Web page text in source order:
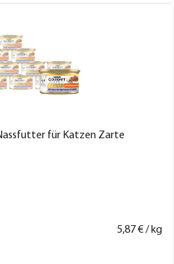
für Katzen Zarte
5,87€ / kg